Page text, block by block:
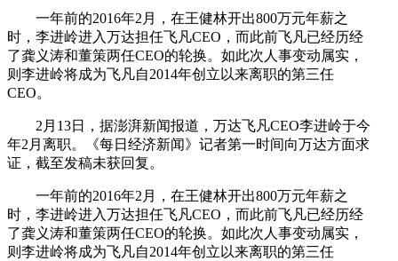
一年前的2016年2月，在王健林开出800万元年薪之
时，李进岭进入万达担任飞凡CEO，而此前飞凡已经历经
了龚义涛和董策两任CEO的轮换。如此次人事变动属实，
则李进岭将成为飞凡自2014年创立以来离职的第三任
CEO。
2月13日，据澎湃新闻报道，万达飞凡CEO李进岭于今
年2月离职。《每日经济新闻》记者第一时间向万达方面求
证，截至发稿未获回复。
一年前的2016年2月，在王健林开出800万元年薪之
时，李进岭进入万达担任飞凡CEO，而此前飞凡已经历经
了龚义涛和董策两任CEO的轮换。如此次人事变动属实，
则李进岭将成为飞凡自2014年创立以来离职的第三任